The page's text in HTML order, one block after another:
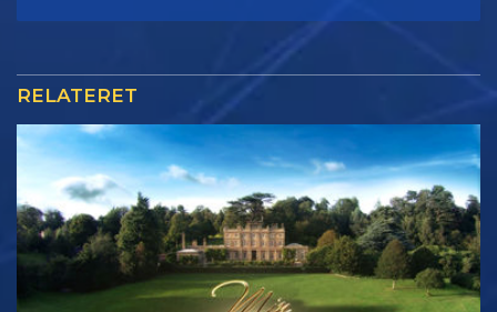
RELATERET